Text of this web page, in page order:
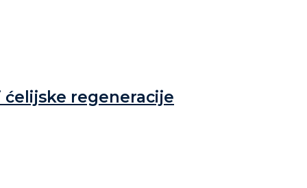
regeneracije